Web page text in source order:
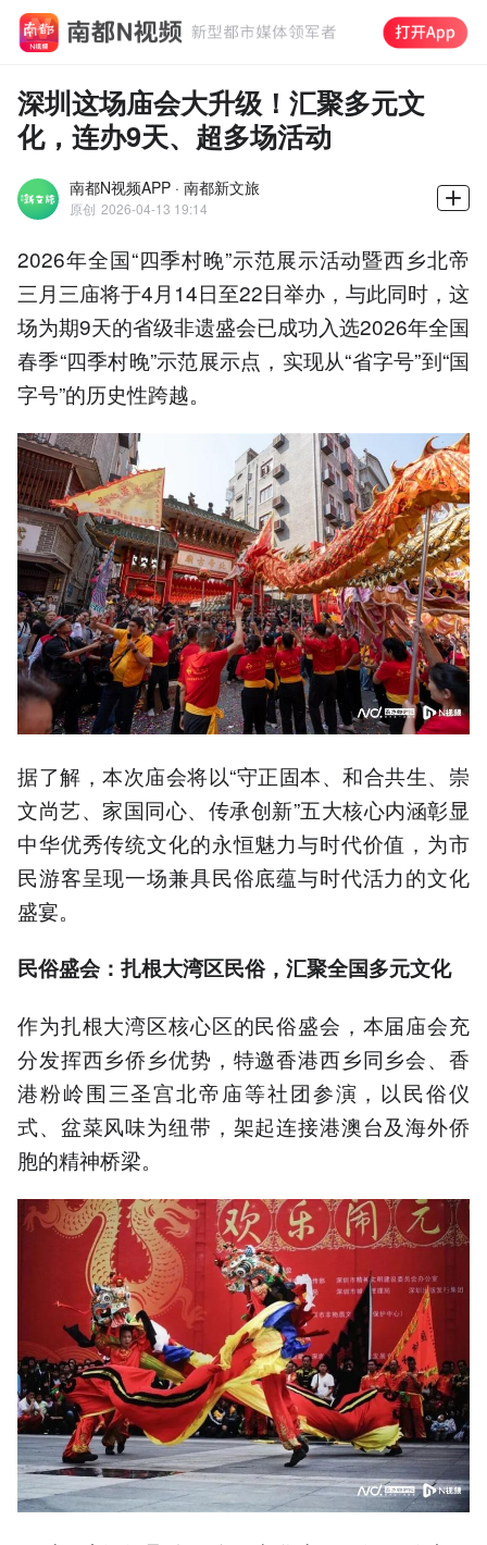
深圳这场庙会大升级！汇聚多元文
化，连办9天、超多场活动
南都N视频APP · 南都新文旅
原创 2026-04-13 19:14
2026年全国“四季村晚”示范展示活动暨西乡北帝
三月三庙将于4月14日至22日举办，与此同时，这
场为期9天的省级非遗盛会已成功入选2026年全国
春季“四季村晚”示范展示点，实现从“省字号”到“国
字号”的历史性跨越。
据了解，本次庙会将以“守正固本、和合共生、崇
文尚艺、家国同心、传承创新”五大核心内涵彰显
中华优秀传统文化的永恒魅力与时代价值，为市
民游客呈现一场兼具民俗底蕴与时代活力的文化
盛宴。
民俗盛会：扎根大湾区民俗，汇聚全国多元文化
作为扎根大湾区核心区的民俗盛会，本届庙会充
分发挥西乡侨乡优势，特邀香港西乡同乡会、香
港粉岭围三圣宫北帝庙等社团参演，以民俗仪
式、盆菜风味为纽带，架起连接港澳台及海外侨
胞的精神桥梁。